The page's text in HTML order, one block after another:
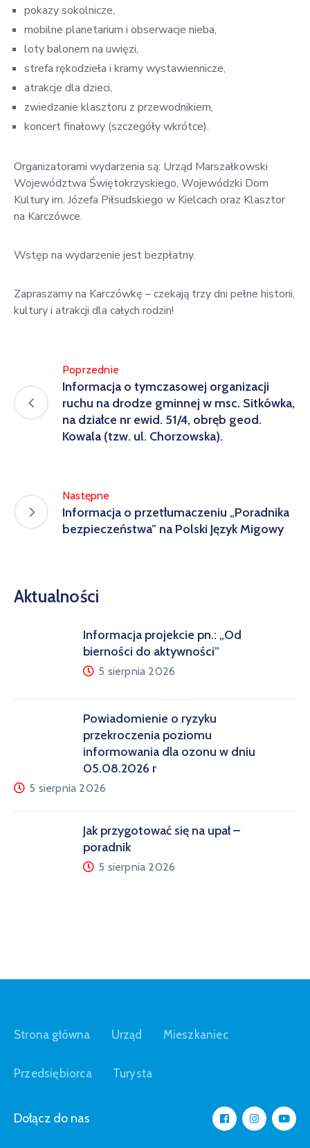
pokazy sokolnicze,
mobilne planetarium i obserwacje nieba,
loty balonem na uwięzi,
strefa rękodzieła i kramy wystawiennicze,
atrakcje dla dzieci,
zwiedzanie klasztoru z przewodnikiem,
koncert finałowy (szczegóły wkrótce).
Organizatorami wydarzenia są: Urząd Marszałkowski
Województwa Świętokrzyskiego, Wojewódzki Dom
Kultury im. Józefa Piłsudskiego w Kielcach oraz Klasztor
na Karczówce.
Wstęp na wydarzenie jest bezpłatny.
Zapraszamy na Karczówkę – czekają trzy dni pełne historii,
kultury i atrakcji dla całych rodzin!
Poprzednie
Informacja o tymczasowej organizacji
ruchu na drodze gminnej w msc. Sitkówka,
na działce nr ewid. 51/4, obręb geod.
Kowala (tzw. ul. Chorzowska).
Następne
Informacja o przetłumaczeniu „Poradnika
bezpieczeństwa” na Polski Język Migowy
Aktualności
Informacja projekcie pn.: „Od
bierności do aktywności”
5 sierpnia 2026
Powiadomienie o ryzyku
przekroczenia poziomu
informowania dla ozonu w dniu
05.08.2026 r
5 sierpnia 2026
Jak przygotować się na upał –
poradnik
5 sierpnia 2026
Strona główna Urząd Mieszkaniec
Przedsiębiorca Turysta
Dołącz do nas